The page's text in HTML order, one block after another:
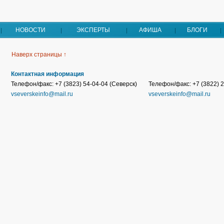
НОВОСТИ ЭКСПЕРТЫ АФИША БЛОГИ
Наверх страницы ↑
Контактная информация
Телефон/факс: +7 (3823) 54-04-04 (Северск)
vseverskeinfo@mail.ru
Телефон/факс: +7 (3822)
vseverskeinfo@mail.ru